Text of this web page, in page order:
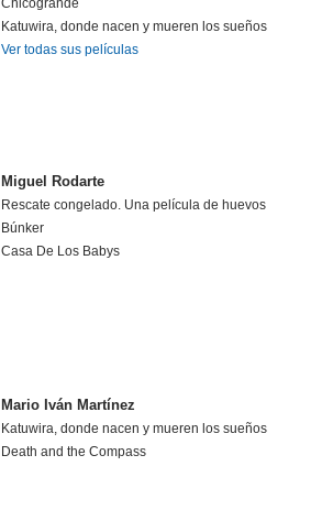
Chicogrande
Katuwira, donde nacen y mueren los sueños
Ver todas sus películas
Miguel Rodarte
Rescate congelado. Una película de huevos
Búnker
Casa De Los Babys
Mario Iván Martínez
Katuwira, donde nacen y mueren los sueños
Death and the Compass